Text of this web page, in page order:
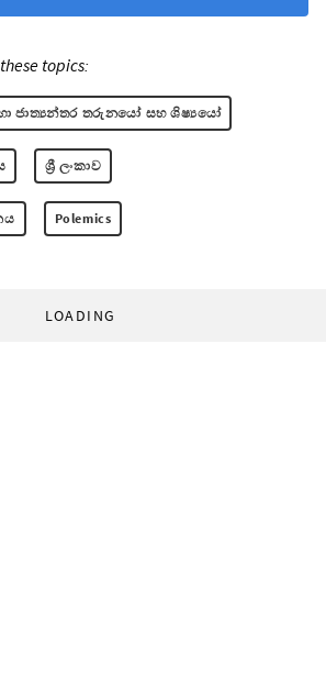
topics:
ජාත්‍යන්තර තරුනයෝ සහ ශිෂ්‍යයෝ
ශ්‍රී ලංකාව
Polemics
LOADING